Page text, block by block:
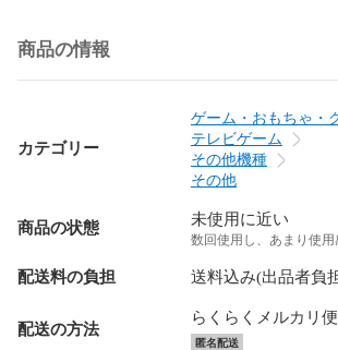
商品の情報
カテゴリー
ゲーム・おもちゃ・
テレビゲーム
その他機種
その他
商品の状態 未使用に近い
数回使用し、あまり使用
配送料の負担 送料込み(出品者負
配送の方法
らくらくメルカリ便
匿名配送